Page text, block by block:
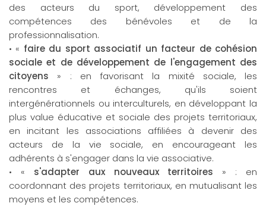
des acteurs du sport, développement des
compétences des bénévoles et de la
professionnalisation.
• « faire du sport associatif un facteur de cohésion
sociale et de développement de l'engagement des
citoyens » : en favorisant la mixité sociale, les
rencontres et échanges, qu'ils soient
intergénérationnels ou interculturels, en développant la
plus value éducative et sociale des projets territoriaux,
en incitant les associations affiliées à devenir des
acteurs de la vie sociale, en encourageant les
adhérents à s'engager dans la vie associative.
• « s'adapter aux nouveaux territoires » : en
coordonnant des projets territoriaux, en mutualisant les
moyens et les compétences.